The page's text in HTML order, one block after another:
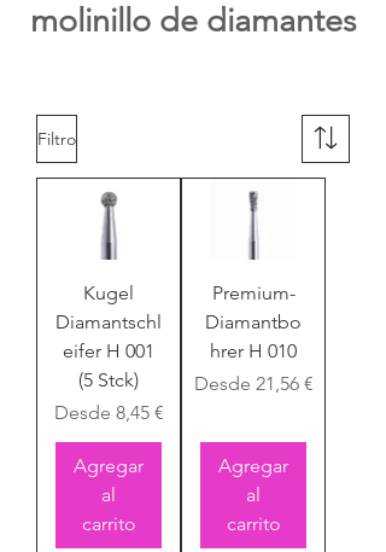
molinillo de diamantes
Filtro
Kugel
Diamantschl
eifer H 001
(5 Stck)
Desde 8,45 €
Precio de oferta
Agregar
al
carrito
Premium-
Diamantbo
hrer H 010
Desde 21,56 €
Precio de oferta
Agregar
al
carrito